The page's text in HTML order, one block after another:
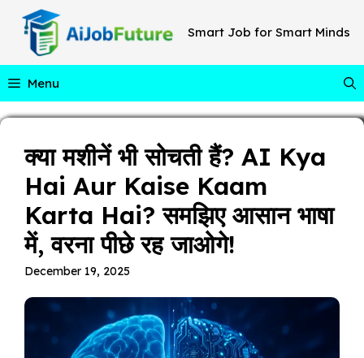
content
Smart Job for Smart Minds
Menu
क्या मशीनें भी सोचती हैं? AI Kya
Hai Aur Kaise Kaam
Karta Hai? समझिए आसान भाषा
में, वरना पीछे रह जाओगे!
December 19, 2025